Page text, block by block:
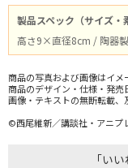
製品スペック（サイズ・
高さ9×直径8cm / 陶器製
商品の写真および画像はイメ
商品のデザイン・仕様・発売
画像・テキストの無断転載、
©西尾維新／講談社・アニプ
「い